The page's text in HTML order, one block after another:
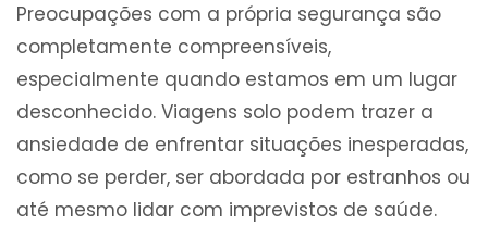
Preocupações com a própria segurança são
completamente compreensíveis,
especialmente quando estamos em um lugar
desconhecido. Viagens solo podem trazer a
ansiedade de enfrentar situações inesperadas,
como se perder, ser abordada por estranhos ou
até mesmo lidar com imprevistos de saúde.